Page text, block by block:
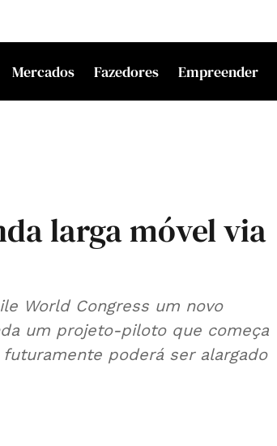
Mercados Fazedores Empreender
larga móvel via
World Congress um novo
um projeto-piloto que começa
poderá ser alargado